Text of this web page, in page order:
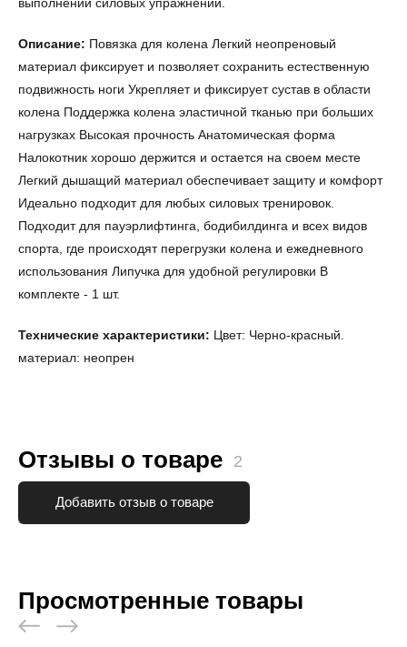
Описание: Повязка для колена Легкий неопреновый
материал фиксирует и позволяет сохранить естественную
подвижность ноги Укрепляет и фиксирует сустав в области
колена Поддержка колена эластичной тканью при больших
нагрузках Высокая прочность Анатомическая форма
Налокотник хорошо держится и остается на своем месте
Легкий дышащий материал обеспечивает защиту и комфорт
Идеально подходит для любых силовых тренировок.
Подходит для пауэрлифтинга, бодибилдинга и всех видов
спорта, где происходят перегрузки колена и ежедневного
использования Липучка для удобной регулировки В
комплекте - 1 шт.
Технические характеристики: Цвет: Черно-красный.
материал: неопрен
Отзывы о товаре 2
Добавить отзыв о товаре
Просмотренные товары